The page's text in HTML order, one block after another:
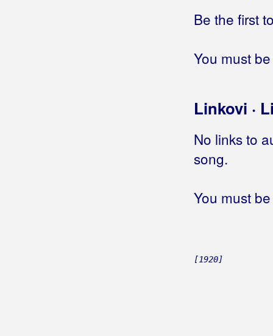
Be the first
You must
Linkovi ·
No links to
song.
You must
[1920]